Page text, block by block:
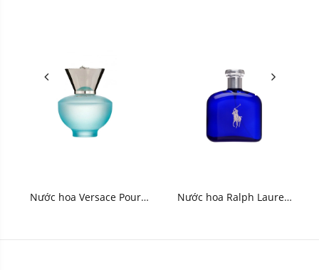
Nước hoa Versace Pour
Nước hoa Ralph Lauren